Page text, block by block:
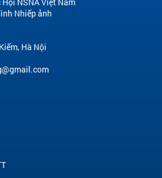
Nhiếp ảnh
Hà Nội